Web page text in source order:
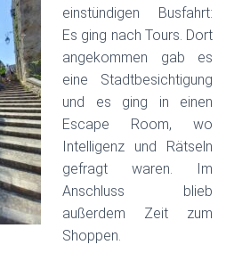
einstündigen Busfahrt:
Es ging nach Tours. Dort
angekommen gab es
eine Stadtbesichtigung
und es ging in einen
Escape Room, wo
Intelligenz und Rätseln
gefragt waren. Im
Anschluss blieb
außerdem Zeit zum
Shoppen.